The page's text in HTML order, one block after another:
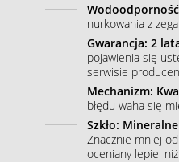
nurkowania z
Gwarancja: 2
pojawienia się
serwisie
Mechanizm:
błędu waha się
Szkło: Mineralne
Znacznie mniej
oceniany lepiej